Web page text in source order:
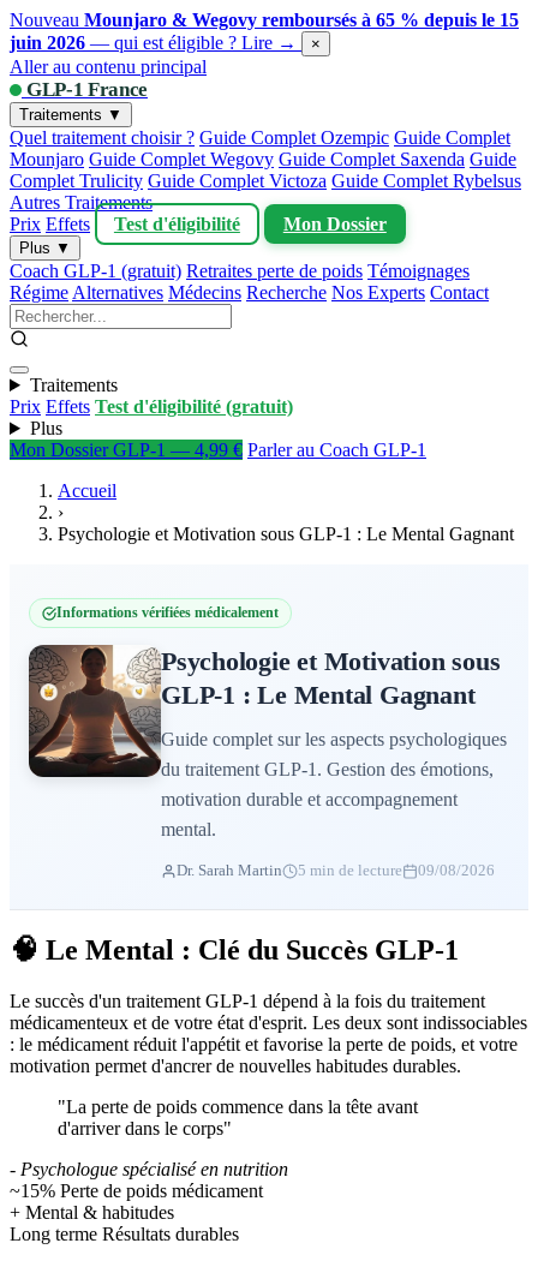
Nouveau Mounjaro & Wegovy remboursés à 65 % depuis le 15
juin 2026 — qui est éligible ? Lire → ×
Aller au contenu principal
GLP-1 France
Traitements ▼
Quel traitement choisir ? Guide Complet Ozempic Guide Complet
Mounjaro Guide Complet Wegovy Guide Complet Saxenda Guide
Complet Trulicity Guide Complet Victoza Guide Complet Rybelsus
Autres Traitements
Prix Effets Test d'éligibilité Mon Dossier
Plus ▼
Coach GLP-1 (gratuit) Retraites perte de poids Témoignages
Régime Alternatives Médecins Recherche Nos Experts Contact
Traitements
Prix Effets Test d'éligibilité (gratuit)
Plus
Mon Dossier GLP-1 — 4,99 € Parler au Coach GLP-1
Accueil
›
Psychologie et Motivation sous GLP-1 : Le Mental Gagnant
Informations vérifiées médicalement
Psychologie et Motivation sous
GLP-1 : Le Mental Gagnant
Guide complet sur les aspects psychologiques
du traitement GLP-1. Gestion des émotions,
motivation durable et accompagnement
mental.
Dr. Sarah Martin 5 min de lecture 09/08/2026
🧠 Le Mental : Clé du Succès GLP-1
Le succès d'un traitement GLP-1 dépend à la fois du traitement
médicamenteux et de votre état d'esprit. Les deux sont indissociables
: le médicament réduit l'appétit et favorise la perte de poids, et votre
motivation permet d'ancrer de nouvelles habitudes durables.
"La perte de poids commence dans la tête avant
d'arriver dans le corps"
- Psychologue spécialisé en nutrition
~15% Perte de poids médicament
+ Mental & habitudes
Long terme Résultats durables